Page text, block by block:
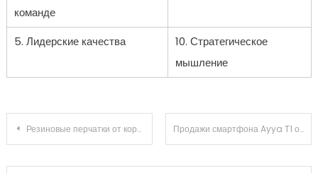
команде
5. Лидерские качества
10. Стратегическое
мышление
Навигация по записям
Резиновые перчатки от коронавируса — рекомендации и выбор Продажи смартфона Ayya T1 от Rostexa